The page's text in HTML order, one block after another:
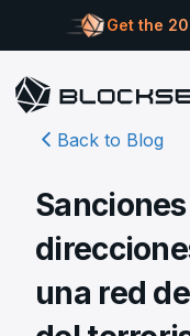
Get the
Back to Blog
Sanciones
una red